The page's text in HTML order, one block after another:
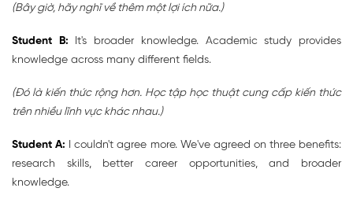
(Bây giờ, hãy nghĩ về thêm một lợi ích nữa.)
Student B: It's broader knowledge. Academic study provides
knowledge across many different fields.
(Đó là kiến thức rộng hơn. Học tập học thuật cung cấp kiến thức
trên nhiều lĩnh vực khác nhau.)
Student A: I couldn't agree more. We've agreed on three benefits:
research skills, better career opportunities, and broader
knowledge.